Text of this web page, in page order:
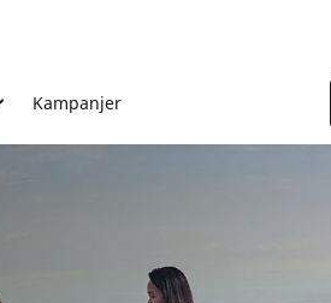
Kampanjer